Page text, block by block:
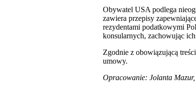
Obywatel USA podlega
zawiera przepisy
rezydentami podatkowymi
konsularnych, zachowując
Zgodnie z obowiązującą
umowy.
Opracowanie: Jolanta